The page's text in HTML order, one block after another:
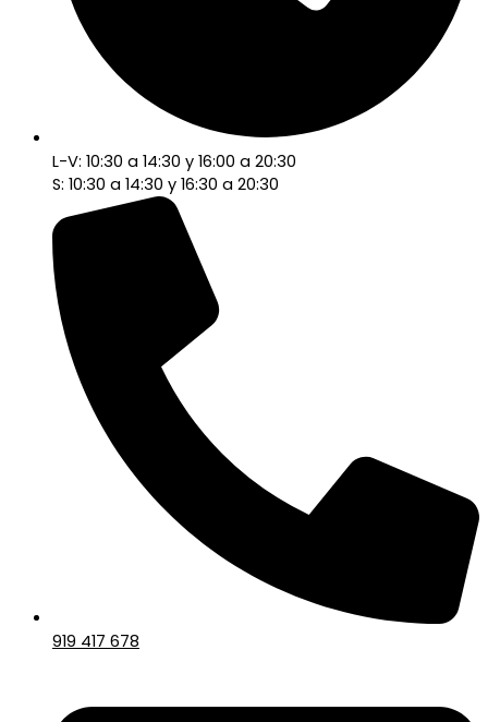
L-V: 10:30 a 14:30 y 16:00 a 20:30
S: 10:30 a 14:30 y 16:30 a 20:30
919 417 678